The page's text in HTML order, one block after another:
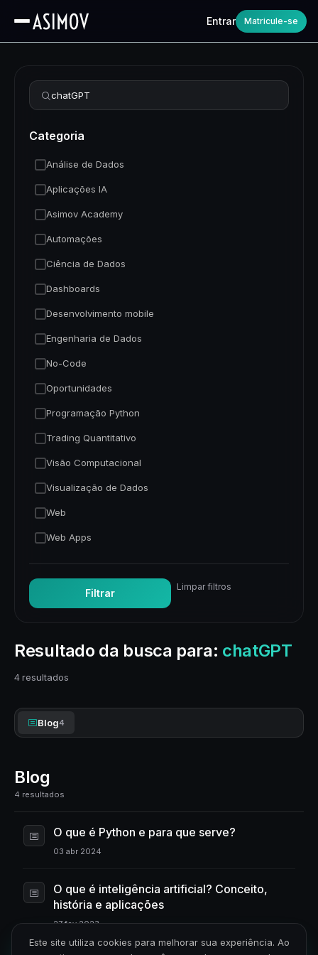
Entrar Matricule-se
Resultado da busca para: chatGPT
4 resultados
Blog4
Blog
4 resultados
O que é Python e para que serve?
03 abr 2024
O que é inteligência artificial? Conceito,
história e aplicações
27 fev 2023
Refinar busca
Categoria
Análise de Dados
Aplicações IA
Asimov Academy
Automações
Ciência de Dados
Dashboards
Desenvolvimento mobile
Engenharia de Dados
No-Code
Oportunidades
Programação Python
Trading Quantitativo
Visão Computacional
Visualização de Dados
Web
Web Apps
Filtrar
Limpar filtros
Este site utiliza cookies para melhorar sua experiência. Ao